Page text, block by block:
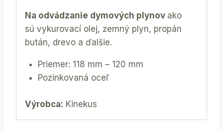
Na odvádzanie dymových plynov ako
sú vykurovací olej, zemný plyn, propán
bután, drevo a ďalšie.
Priemer: 118 mm – 120 mm
Pozinkovaná oceľ
Výrobca: Kinekus